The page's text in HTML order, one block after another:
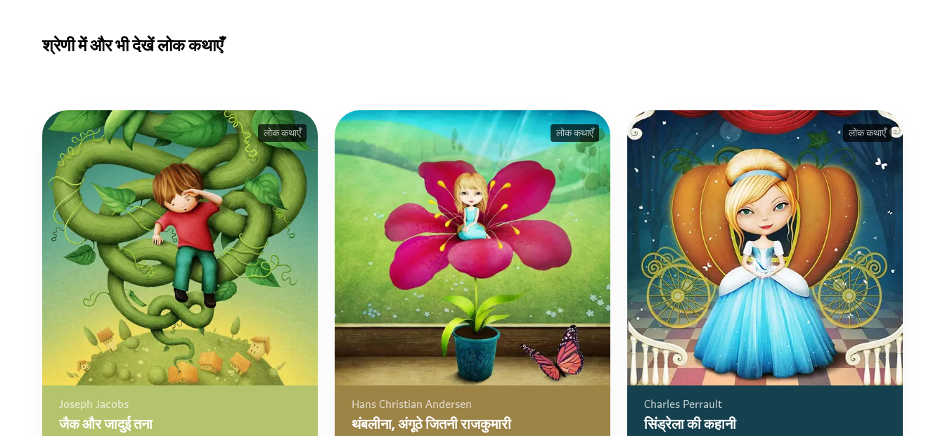
श्रेणी में और भी देखें लोक कथाएँ
लोक कथाएँ
Joseph Jacobs
जैक और जादुई तना
लोक कथाएँ
Hans Christian Andersen
थंबलीना, अंगूठे जितनी राजकुमारी
लोक कथाएँ
Charles Perrault
सिंड्रेला की कहानी